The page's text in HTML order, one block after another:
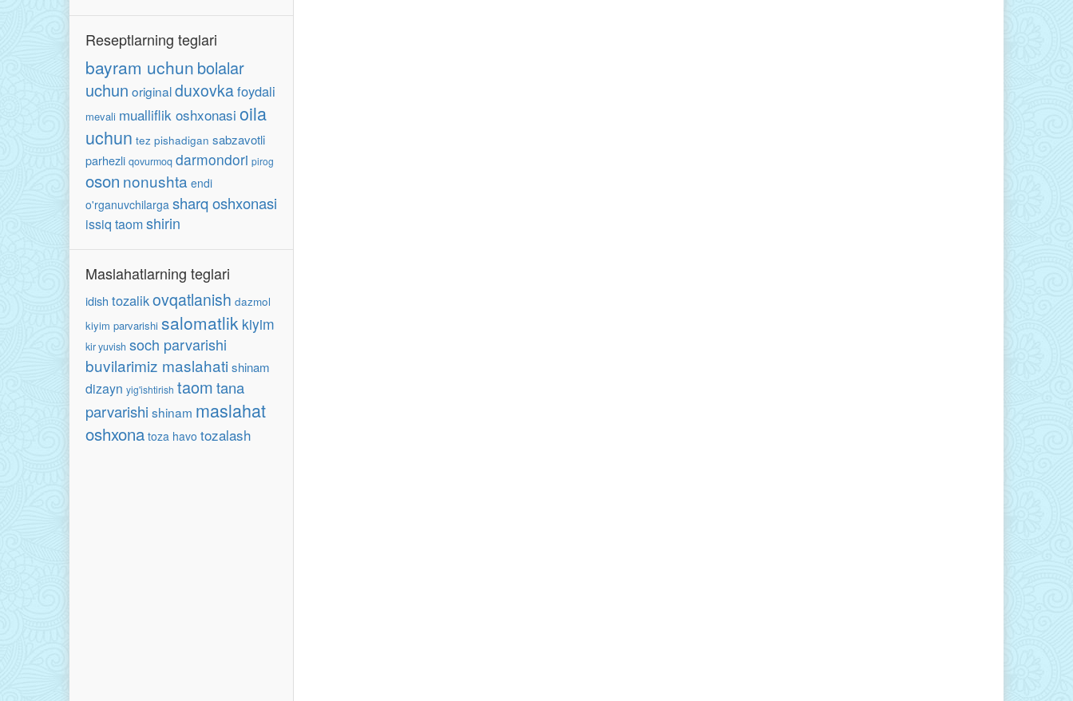
Reseptlarning teglari
bayram uchun bolalar
uchun originalduxovkafoydali
mevali mualliflik oshxonasi oila
uchun tez pishadigan sabzavotli
parhezli qovurmoq darmondori pirog
oson nonushta endi
o'rganuvchilarga sharq oshxonasi
issiq taomshirin
Maslahatlarning teglari
idish tozalikovqatlanish dazmol
kiyim parvarishi salomatlik kiyim
kir yuvish soch parvarishi
buvilarimiz maslahati shinam
dizayn yig'ishtirish taomtana
parvarishi shinam maslahat
oshxona toza havo tozalash